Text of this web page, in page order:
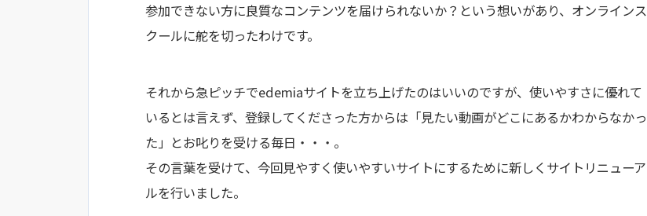
参加できない方に良質なコンテンツを届けられないか？という想いがあり、オンラインス
クールに舵を切ったわけです。
それから急ピッチでedemiaサイトを立ち上げたのはいいのですが、使いやすさに優れて
いるとは言えず、登録してくださった方からは「見たい動画がどこにあるかわからなかっ
た」とお叱りを受ける毎日・・・。
その言葉を受けて、今回見やすく使いやすいサイトにするために新しくサイトリニューア
ルを行いました。